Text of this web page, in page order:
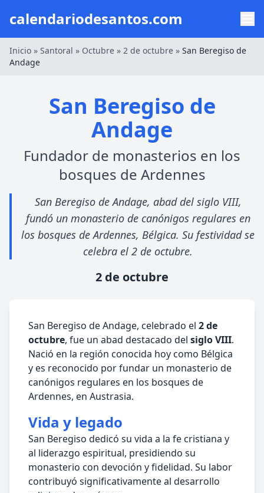
calendariodesantos.com
Inicio » Santoral » Octubre » 2 de octubre » San Beregiso de
Andage
San Beregiso de
Andage
Fundador de monasterios en los
bosques de Ardennes
San Beregiso de Andage, abad del siglo VIII,
fundó un monasterio de canónigos regulares en
los bosques de Ardennes, Bélgica. Su festividad se
celebra el 2 de octubre.
2 de octubre
San Beregiso de Andage, celebrado el 2 de
octubre, fue un abad destacado del siglo VIII.
Nació en la región conocida hoy como Bélgica
y es reconocido por fundar un monasterio de
canónigos regulares en los bosques de
Ardennes, en Austrasia.
Vida y legado
San Beregiso dedicó su vida a la fe cristiana y
al liderazgo espiritual, presidiendo su
monasterio con devoción y fidelidad. Su labor
contribuyó significativamente al desarrollo